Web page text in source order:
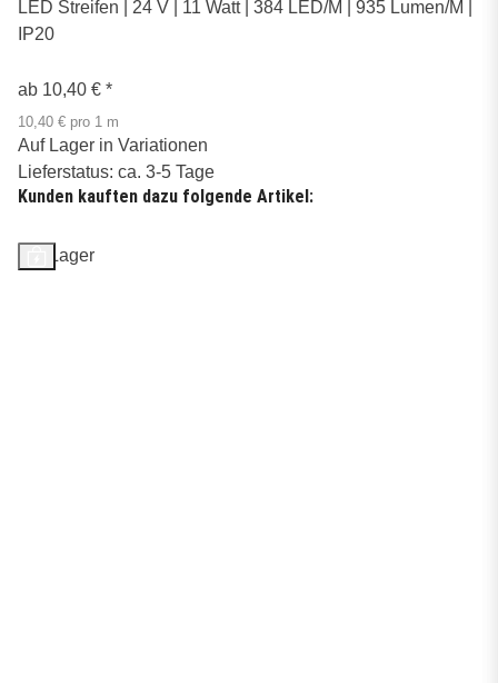
LED Streifen | 24 V | 11 Watt | 384 LED/M | 935 Lumen/M |
IP20
ab 10,40 € *
10,40 € pro 1 m
Auf Lager in Variationen
Lieferstatus: ca. 3-5 Tage
Kunden kauften dazu folgende Artikel:
Auf Lager